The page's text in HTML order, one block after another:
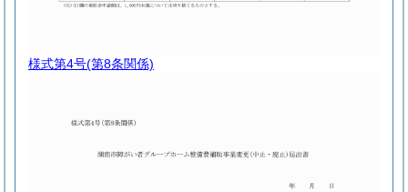
様式第4号(第8条関係)